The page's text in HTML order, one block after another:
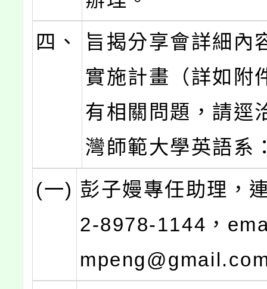
四、
旨揭分享會詳細內
實施計畫（詳如附
有相關問題，請逕
灣師範大學英語系
(一) 彭子嫚專任助理，
2-8978-1144，